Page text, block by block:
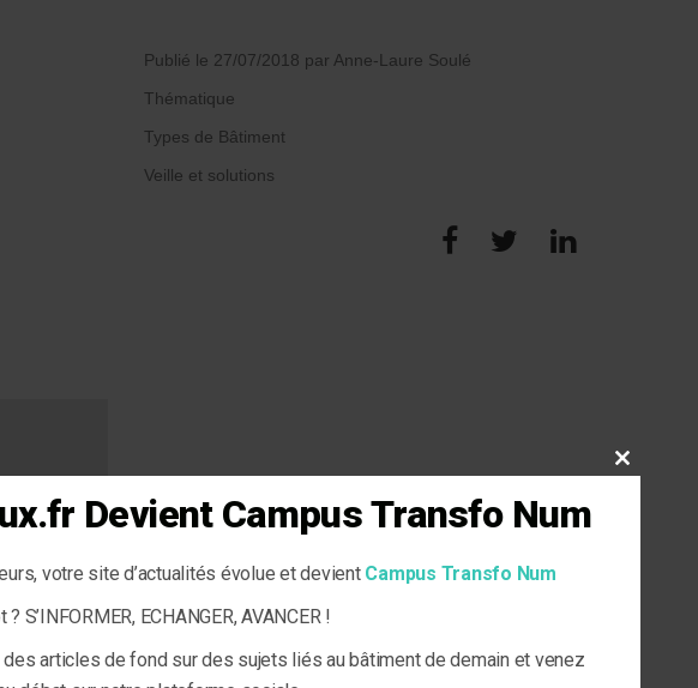
Publié le 27/07/2018 par Anne-Laure Soulé
Thématique
Types de Bâtiment
Veille et solutions
CLOSE
Devient Campus Transfo Num
votre site d’actualités évolue et devient Campus Transfo Num
S’INFORMER, ECHANGER, AVANCER !
des articles de fond sur des sujets liés au bâtiment de demain et venez